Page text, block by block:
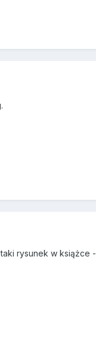
rysunek w książce